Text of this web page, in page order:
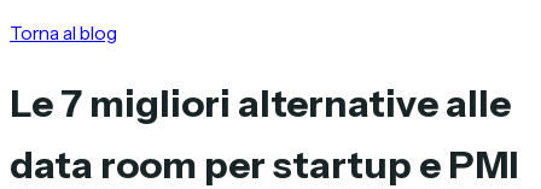
Torna al blog
Le 7 migliori alternative alle
data room per startup e PMI